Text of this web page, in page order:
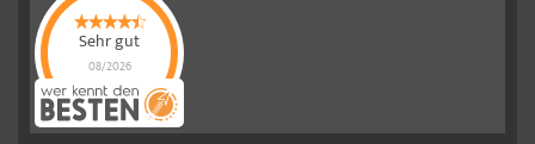
Sehr gut
08/2026
Schelkmann
Immobilienhat